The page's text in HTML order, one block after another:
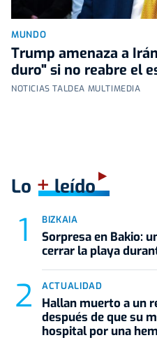
MUNDO
Trump amenaza a
duro" si no reabre el
NOTICIAS TALDEA MULTIMEDIA
Lo +leído
BIZKAIA
Sorpresa en Bakio:
cerrar la playa
ACTUALIDAD
Hallan muerto a un
después de que su
hospital por una